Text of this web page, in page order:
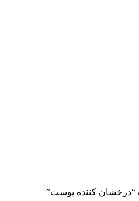
کننده پوست”